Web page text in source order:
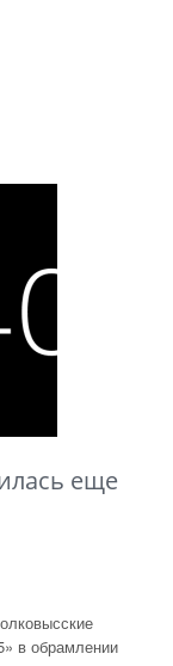
еще
в обрамлении